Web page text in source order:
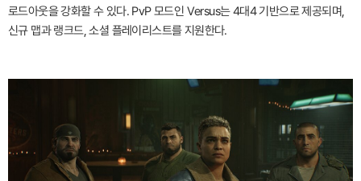
로드아웃을 강화할 수 있다. PvP 모드인 Versus는 4대4 기반으로 제공되며,
신규 맵과 랭크드, 소셜 플레이리스트를 지원한다.